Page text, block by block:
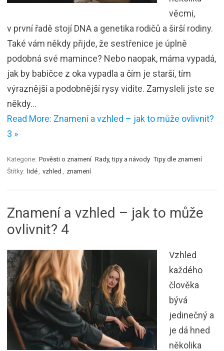
věcmi,
v první řadě stojí DNA a genetika rodičů a širší rodiny.
Také vám někdy přijde, že sestřenice je úplně
podobná své mamince? Nebo naopak, máma vypadá,
jak by babičce z oka vypadla a čím je starší, tím
výraznější a podobnější rysy vidíte. Zamysleli jste se
někdy…
Read More: Znamení a vzhled – jak to může ovlivnit?
3 »
Kategorie: Pověsti o znamení Rady, tipy a návody Tipy dle znamení
Štítky: lidé vzhled znamení
Znamení a vzhled – jak to může
ovlivnit? 4
Vzhled
každého
člověka
bývá
jedinečný a
je dá hned
několika